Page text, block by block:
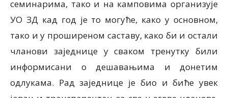
семинарима, тако и на камповима организује
УО ЗД кад год је то могуће, како у основном,
тако и у проширеном саставу, како би и остали
чланови заједнице у сваком тренутку били
информисани о дешавањима и донетим
одлукама. Рад заједнице је био и биће увек